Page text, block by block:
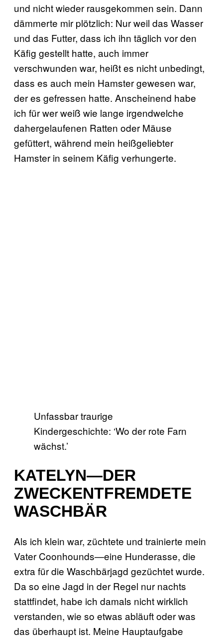
und nicht wieder rausgekommen sein. Dann
dämmerte mir plötzlich: Nur weil das Wasser
und das Futter, dass ich ihn täglich vor den
Käfig gestellt hatte, auch immer
verschwunden war, heißt es nicht unbedingt,
dass es auch mein Hamster gewesen war,
der es gefressen hatte. Anscheinend habe
ich für wer weiß wie lange irgendwelche
dahergelaufenen Ratten oder Mäuse
gefüttert, während mein heißgeliebter
Hamster in seinem Käfig verhungerte.
Unfassbar traurige
Kindergeschichte: ‘Wo der rote Farn
wächst.’
KATELYN—DER
ZWECKENTFREMDETE
WASCHBÄR
Als ich klein war, züchtete und trainierte mein
Vater Coonhounds—eine Hunderasse, die
extra für die Waschbärjagd gezüchtet wurde.
Da so eine Jagd in der Regel nur nachts
stattfindet, habe ich damals nicht wirklich
verstanden, wie so etwas abläuft oder was
das überhaupt ist. Meine Hauptaufgabe